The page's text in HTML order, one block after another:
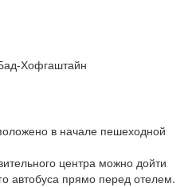
Хофгаштайн
в начале пешеходной
центра можно дойти
автобуса прямо перед отелем.